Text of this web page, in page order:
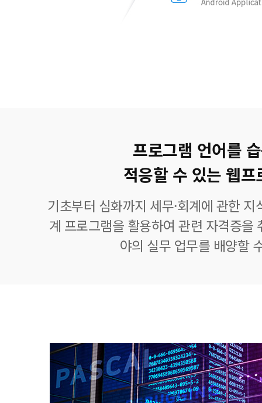
프로그램 언어를
적응할 수 있는 웹프
기초부터 심화까지 세무·회계에 관한
계 프로그램을 활용하여 관련 자격증을
야의 실무 업무를 배양할